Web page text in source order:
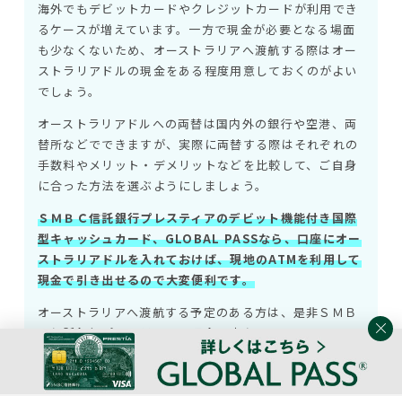
海外でもデビットカードやクレジットカードが利用でき
るケースが増えています。一方で現金が必要となる場面
も少なくないため、オーストラリアへ渡航する際はオー
ストラリアドルの現金をある程度用意しておくのがよい
でしょう。
オーストラリアドルへの両替は国内外の銀行や空港、両
替所などでできますが、実際に両替する際はそれぞれの
手数料やメリット・デメリットなどを比較して、ご自身
に合った方法を選ぶようにしましょう。
ＳＭＢＣ信託銀行プレスティアのデビット機能付き国際
型キャッシュカード、GLOBAL PASSなら、口座にオー
ストラリアドルを入れておけば、現地のATMを利用して
現金で引き出せるので大変便利です。
オーストラリアへ渡航する予定のある方は、是非ＳＭＢ
Ｃ信託銀行プレスティアの預金口座を開設して、
GLOBAL PASSの利用をご検討ください。